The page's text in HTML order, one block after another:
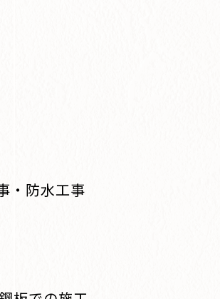
・防水工事